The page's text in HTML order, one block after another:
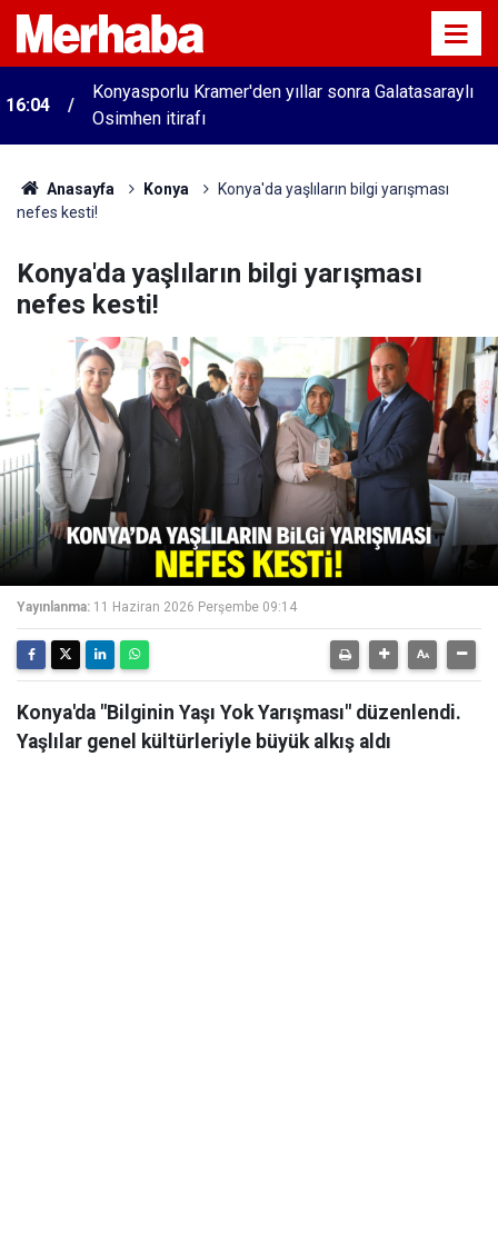
16:04
Konyasporlu Kramer'den yıllar sonra Galatasaraylı
Osimhen itirafı
Anasayfa Konya
Konya'da yaşlıların bilgi yarışması
nefes kesti!
Konya'da yaşlıların bilgi yarışması
nefes kesti!
Yayınlanma: 11 Haziran 2026 Perşembe 09:14
Konya'da "Bilginin Yaşı Yok Yarışması" düzenlendi.
Yaşlılar genel kültürleriyle büyük alkış aldı